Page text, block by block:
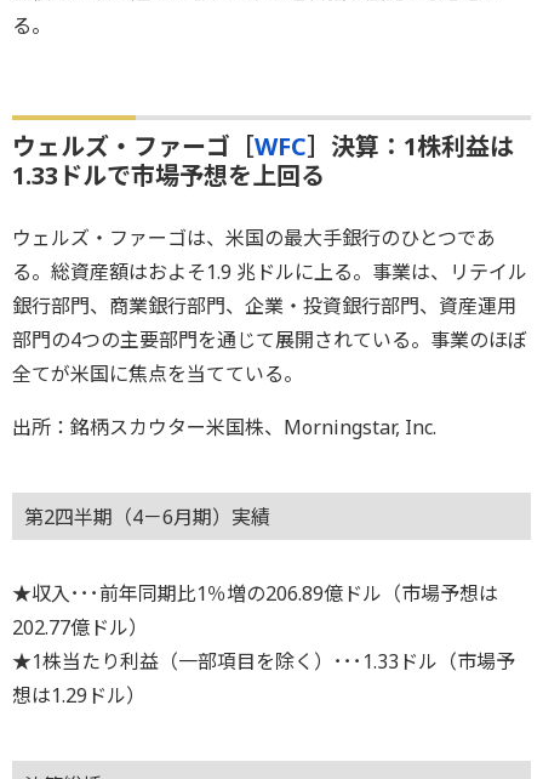
る。
ウェルズ・ファーゴ［WFC］決算：1株利益は
1.33ドルで市場予想を上回る
ウェルズ・ファーゴは、米国の最大手銀行のひとつであ
る。総資産額はおよそ1.9 兆ドルに上る。事業は、リテイル
銀行部門、商業銀行部門、企業・投資銀行部門、資産運用
部門の4つの主要部門を通じて展開されている。事業のほぼ
全てが米国に焦点を当てている。
出所：銘柄スカウター米国株、Morningstar, Inc.
第2四半期（4－6月期）実績
★収入･･･前年同期比1％増の206.89億ドル（市場予想は
202.77億ドル）
★1株当たり利益（一部項目を除く）･･･1.33ドル（市場予
想は1.29ドル）